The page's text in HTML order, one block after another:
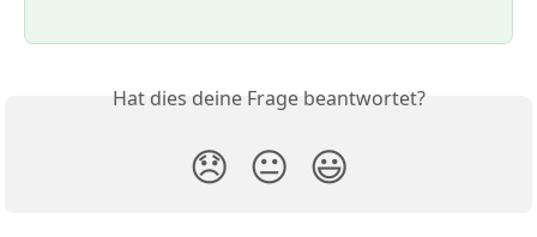
Hat dies deine Frage beantwortet?
😞 😐 😃